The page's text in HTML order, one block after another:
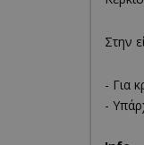
Στην
- Για
-